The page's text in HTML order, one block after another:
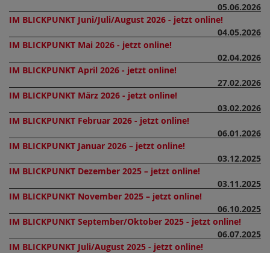
05.06.2026
IM BLICKPUNKT Juni/Juli/August 2026 - jetzt online!
04.05.2026
IM BLICKPUNKT Mai 2026 - jetzt online!
02.04.2026
IM BLICKPUNKT April 2026 - jetzt online!
27.02.2026
IM BLICKPUNKT März 2026 - jetzt online!
03.02.2026
IM BLICKPUNKT Februar 2026 - jetzt online!
06.01.2026
IM BLICKPUNKT Januar 2026 – jetzt online!
03.12.2025
IM BLICKPUNKT Dezember 2025 – jetzt online!
03.11.2025
IM BLICKPUNKT November 2025 – jetzt online!
06.10.2025
IM BLICKPUNKT September/Oktober 2025 - jetzt online!
06.07.2025
IM BLICKPUNKT Juli/August 2025 - jetzt online!